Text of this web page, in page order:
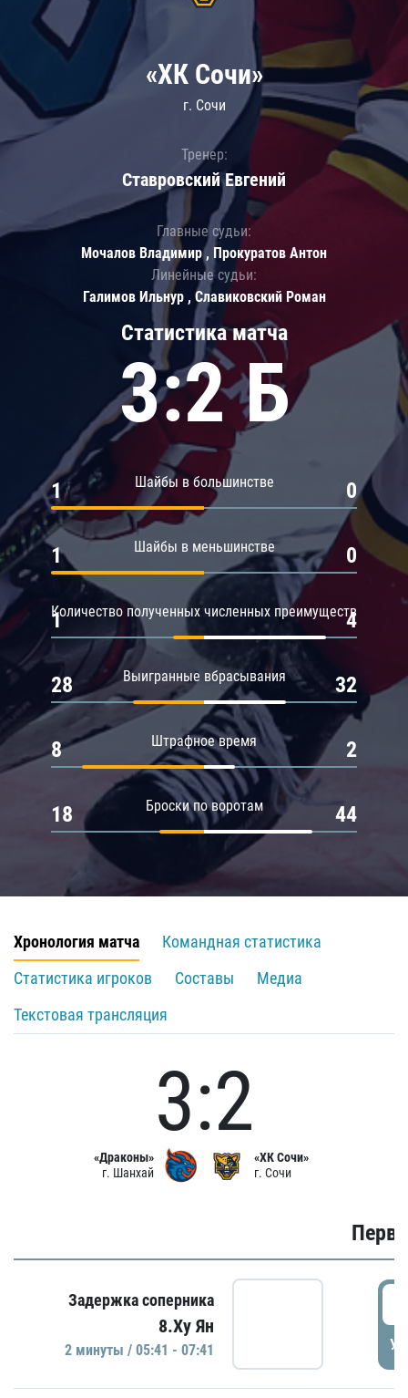
Статистика матча
3:2 Б
Шайбы в большинстве
1 0
Шайбы в меньшинстве
1 0
Количество полученных численных преимуществ
1 4
Выигранные вбрасывания
28 32
Штрафное время
8 2
Броски по воротам
18 44
«ХК Сочи»
г. Сочи
Тренер:
Ставровский Евгений
Главные судьи:
Мочалов Владимир , Прокуратов Антон
Линейные судьи:
Галимов Ильнур , Славиковский Роман
Хронология матча
Командная статистика
Статистика игроков
Составы
Медиа
Текстовая трансляция
«Драконы»
г. Шанхай
3:2
«ХК Сочи»
г. Сочи
Задержка соперника
8.Ху Ян
2 минуты / 05:41 - 07:41